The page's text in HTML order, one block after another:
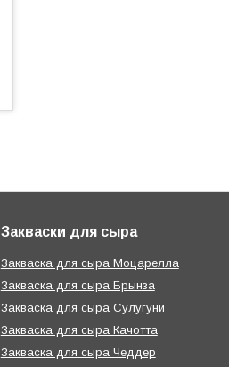
Закваски для сыра
Закваска для сыра Моцарелла
Закваска для сыра Брынза
Закваска для сыра Сулугуни
Закваска для сыра Качотта
Закваска для сыра Чеддер